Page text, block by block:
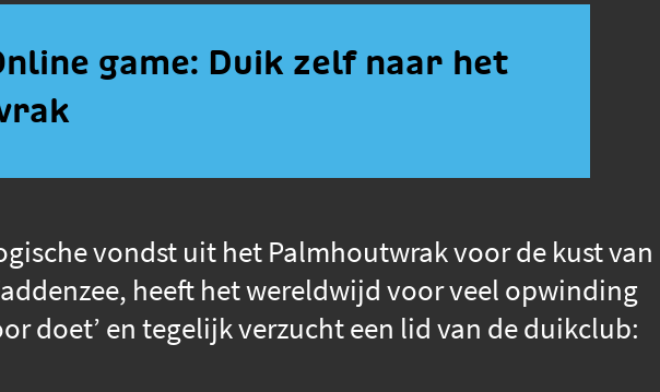
game: Duik zelf naar het
vondst uit het Palmhoutwrak voor de kust van
heeft het wereldwijd voor veel opwinding
doet’ en tegelijk verzucht een lid van de duikclub: